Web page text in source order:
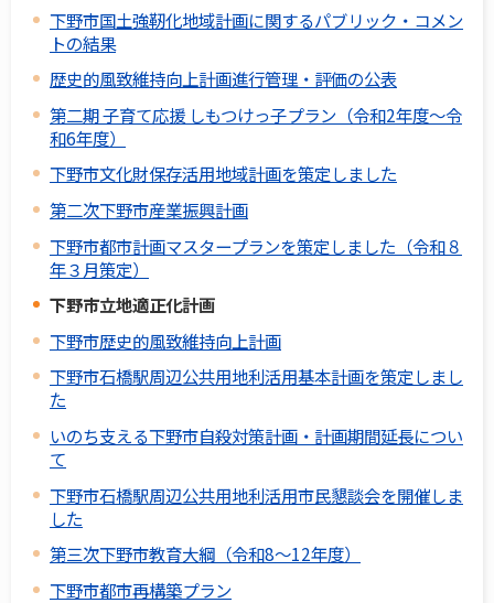
下野市国土強靭化地域計画に関するパブリック・コメン
トの結果
歴史的風致維持向上計画進行管理・評価の公表
第二期 子育て応援 しもつけっ子プラン（令和2年度～令
和6年度）
下野市文化財保存活用地域計画を策定しました
第二次下野市産業振興計画
下野市都市計画マスタープランを策定しました（令和８
年３月策定）
下野市立地適正化計画
下野市歴史的風致維持向上計画
下野市石橋駅周辺公共用地利活用基本計画を策定しまし
た
いのち支える下野市自殺対策計画・計画期間延長につい
て
下野市石橋駅周辺公共用地利活用市民懇談会を開催しま
した
第三次下野市教育大綱（令和8～12年度）
下野市都市再構築プラン